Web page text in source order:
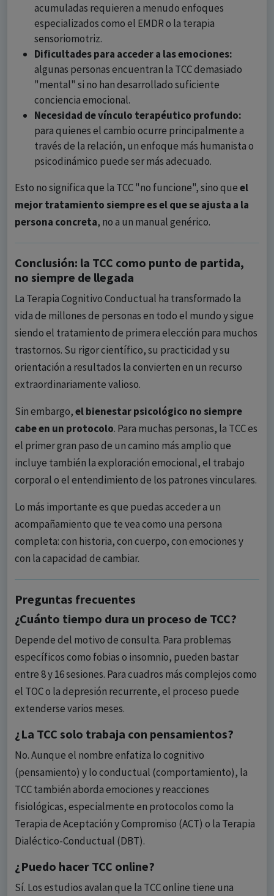
acumuladas requieren a menudo enfoques
especializados como el EMDR o la terapia
sensoriomotriz.
Dificultades para acceder a las emociones:
algunas personas encuentran la TCC demasiado
"mental" si no han desarrollado suficiente
conciencia emocional.
Necesidad de vínculo terapéutico profundo:
para quienes el cambio ocurre principalmente a
través de la relación, un enfoque más humanista o
psicodinámico puede ser más adecuado.
Esto no significa que la TCC "no funcione", sino queel
mejor tratamiento siempre es el que se ajusta a la
persona concreta, no a un manual genérico.
Conclusión: la TCC como punto de partida,
no siempre de llegada
La Terapia Cognitivo Conductual ha transformado la
vida de millones de personas en todo el mundo y sigue
siendo el tratamiento de primera elección para muchos
trastornos. Su rigor científico, su practicidad y su
orientación a resultados la convierten en un recurso
extraordinariamente valioso.
Sin embargo,el bienestar psicológico no siempre
cabe en un protocolo. Para muchas personas, la TCC es
el primer gran paso de un camino más amplio que
incluye también la exploración emocional, el trabajo
corporal o el entendimiento de los patrones vinculares.
Lo más importante es que puedas acceder a un
acompañamiento que te vea como una persona
completa: con historia, con cuerpo, con emociones y
con la capacidad de cambiar.
Preguntas frecuentes
¿Cuánto tiempo dura un proceso de TCC?
Depende del motivo de consulta. Para problemas
específicos como fobias o insomnio, pueden bastar
entre 8 y 16 sesiones. Para cuadros más complejos como
el TOC o la depresión recurrente, el proceso puede
extenderse varios meses.
¿La TCC solo trabaja con pensamientos?
No. Aunque el nombre enfatiza lo cognitivo
(pensamiento) y lo conductual (comportamiento), la
TCC también aborda emociones y reacciones
fisiológicas, especialmente en protocolos como la
Terapia de Aceptación y Compromiso (ACT) o la Terapia
Dialéctico-Conductual (DBT).
¿Puedo hacer TCC online?
Sí. Los estudios avalan que la TCC online tiene una